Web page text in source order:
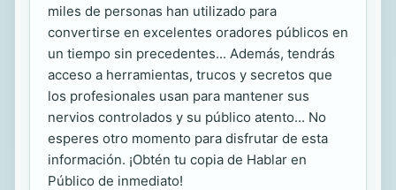
miles de personas han utilizado para
convertirse en excelentes oradores públicos en
un tiempo sin precedentes... Además, tendrás
acceso a herramientas, trucos y secretos que
los profesionales usan para mantener sus
nervios controlados y su público atento... No
esperes otro momento para disfrutar de esta
información. ¡Obtén tu copia de Hablar en
Público de inmediato!